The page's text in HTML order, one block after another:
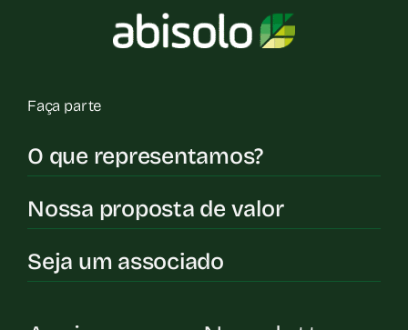
Faça parte
O que representamos?
Nossa proposta de valor
Seja um associado